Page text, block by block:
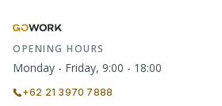
OPENING HOURS
Monday - Friday, 9:00 - 18:00
+62 21 3970 7888